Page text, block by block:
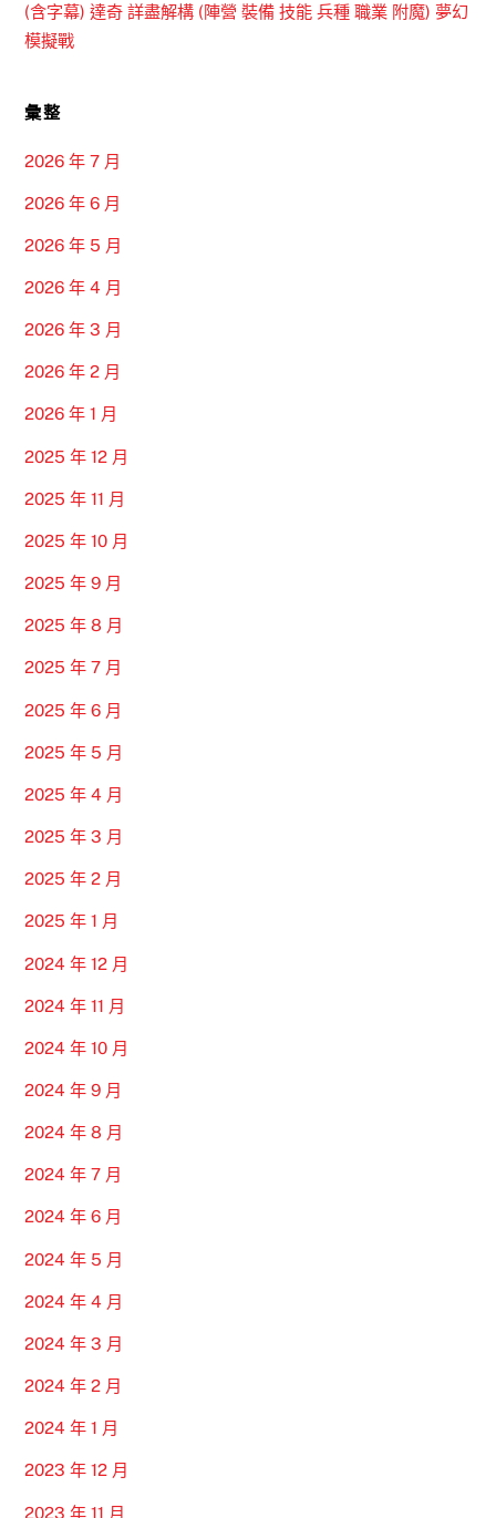
(含字幕) 達奇 詳盡解構 (陣營 裝備 技能 兵種 職業 附魔) 夢幻
模擬戰
彙整
2026 年 7 月
2026 年 6 月
2026 年 5 月
2026 年 4 月
2026 年 3 月
2026 年 2 月
2026 年 1 月
2025 年 12 月
2025 年 11 月
2025 年 10 月
2025 年 9 月
2025 年 8 月
2025 年 7 月
2025 年 6 月
2025 年 5 月
2025 年 4 月
2025 年 3 月
2025 年 2 月
2025 年 1 月
2024 年 12 月
2024 年 11 月
2024 年 10 月
2024 年 9 月
2024 年 8 月
2024 年 7 月
2024 年 6 月
2024 年 5 月
2024 年 4 月
2024 年 3 月
2024 年 2 月
2024 年 1 月
2023 年 12 月
2023 年 11 月